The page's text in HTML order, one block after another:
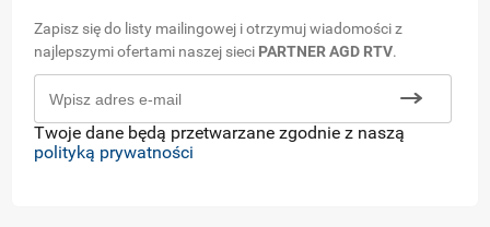
Zapisz się do listy mailingowej i otrzymuj wiadomości z
najlepszymi ofertami naszej sieci PARTNER AGD RTV.
Twoje dane będą przetwarzane zgodnie z naszą
polityką prywatności